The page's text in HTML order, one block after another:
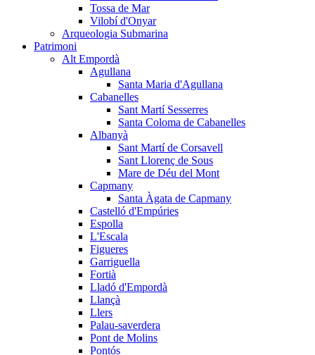
Tossa de Mar
Vilobí d'Onyar
Arqueologia Submarina
Patrimoni
Alt Empordà
Agullana
Santa Maria d'Agullana
Cabanelles
Sant Martí Sesserres
Santa Coloma de Cabanelles
Albanyà
Sant Martí de Corsavell
Sant Llorenç de Sous
Mare de Déu del Mont
Capmany
Santa Àgata de Capmany
Castelló d'Empúries
Espolla
L'Escala
Figueres
Garriguella
Fortià
Lladó d'Empordà
Llançà
Llers
Palau-saverdera
Pont de Molins
Pontós